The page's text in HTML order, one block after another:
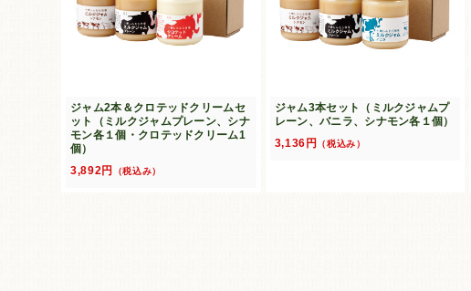
ジャム2本＆クロテッドクリームセ
ット（ミルクジャムプレーン、シナ
モン各１個・クロテッドクリーム1
個）
3,892円
（税込み）
ジャム3本セット（ミルクジャムプ
レーン、バニラ、シナモン各１個）
3,136円
（税込み）